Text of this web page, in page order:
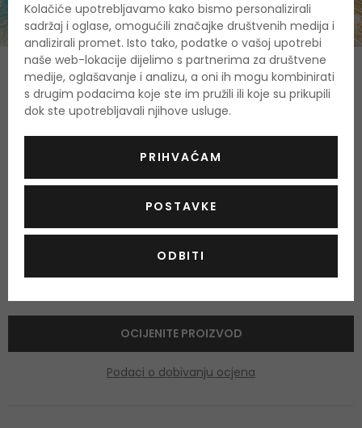
O proizvodu
OPIS
Tip kože
Za sve vrste kože
OCJENA
Još nema recenzija za ovaj proizvod.Budite prvi.
OCIJENITE PROIZVOD
Podaci o dobivanju ocjena
Kolačiće upotrebljavamo kako bismo personalizirali
sadržaj i oglase, omogućili značajke društvenih medija i
analizirali promet. Isto tako, podatke o vašoj upotrebi
naše web-lokacije dijelimo s partnerima za društvene
medije, oglašavanje i analizu, a oni ih mogu kombinirati
s drugim podacima koje ste im pružili ili koje su prikupili
dok ste upotrebljavali njihove usluge.
PRIHVAĆAM
POSTAVKE
ODBITI